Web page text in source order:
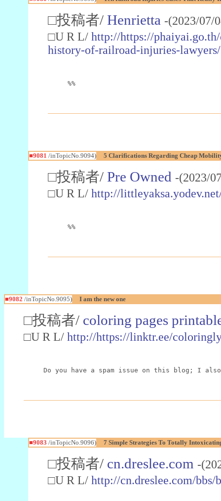
□投稿者/ Henrietta -(2023/07/
□U R L/ http://https://
history-of-railroad-injuries-lawyers/
%%
■9081 /inTopicNo.9094) 5 Clarifications Regarding Cheap
□投稿者/ Pre Owned -(2023/
□U R L/ http://
%%
■9082 /inTopicNo.9095) I am the new one
□投稿者/ coloring pages
□U R L/ http://https://linktr.ee/
Do you have a spam issue on this blog; I
■9083 /inTopicNo.9096) 7 Simple Strategies To Totally
□投稿者/ cn.dreslee.com -
□U R L/ http://cn.dreslee.com/